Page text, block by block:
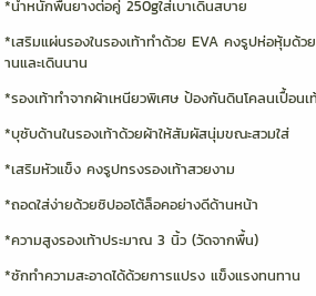
*น้ำหนักพื้นยางต่อคู่ 250gใส่เบาเดินสบาย
*เสริมแผ่นรองในรองเท้าทำด้วย EVA คงรูปห่อหุ้มด้
านและเดินนาน
*รองเท้าทำจากผ้าเหนียวพิเศษ ป้องกันดินโคลนเปื้อน
*บุซับด้านในรองเท้าด้วยผ้าให้สัมผัสนุ่มขณะสวมใส่
*เสริมหัวแข็ง คงรูปทรงรองเท้าสวยงาม
*ถอดใส่ง่ายด้วยซิปออโต้ล็อคอย่างดีด้านหน้า
*ความสูงรองเท้าประมาณ 3 นิ้ว (วัดจากพื้น)
*ซักทำความสะอาดได้ด้วยการแปรง แข็งแรงทนทาน